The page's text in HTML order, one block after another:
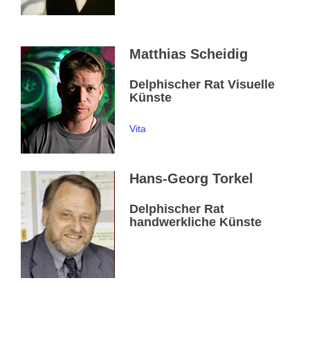
Matthias Scheidig
Delphischer Rat Visuelle
Künste
Vita
Hans-Georg Torkel
Delphischer Rat
handwerkliche Künste